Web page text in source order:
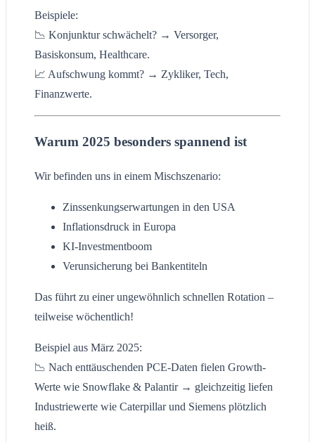
Beispiele:
📉 Konjunktur schwächelt? → Versorger,
Basiskonsum, Healthcare.
📈 Aufschwung kommt? → Zykliker, Tech,
Finanzwerte.
Warum 2025 besonders spannend ist
Wir befinden uns in einem Mischszenario:
Zinssenkungserwartungen in den USA
Inflationsdruck in Europa
KI-Investmentboom
Verunsicherung bei Bankentiteln
Das führt zu einer ungewöhnlich schnellen Rotation –
teilweise wöchentlich!
Beispiel aus März 2025:
📉 Nach enttäuschenden PCE-Daten fielen Growth-
Werte wie Snowflake & Palantir → gleichzeitig liefen
Industriewerte wie Caterpillar und Siemens plötzlich
heiß.